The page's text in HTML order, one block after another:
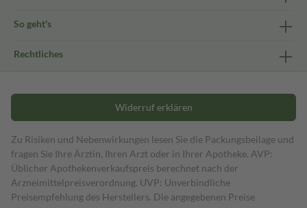
So geht's
Rechtliches
Widerruf erklären
Zu Risiken und Nebenwirkungen lesen Sie die Packungsbeilage und
fragen Sie Ihre Ärztin, Ihren Arzt oder in Ihrer Apotheke. AVP:
Üblicher Apothekenverkaufspreis berechnet nach der
Arzneimittelpreisverordnung. UVP: Unverbindliche
Preisempfehlung des Herstellers. Die angegebenen Preise